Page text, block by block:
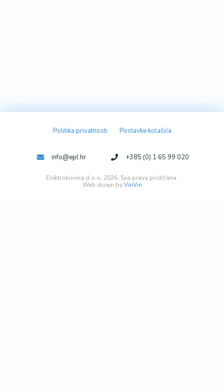
Politika privatnosti Postavke kolačića
Web dizajn byVinVin
Elektrokovina d.o.o, 2026. Sva prava pridržana.
info@epl.hr +385 (0) 1 65 99 020